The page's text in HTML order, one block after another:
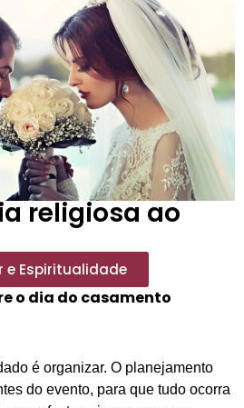
religiosa ao
e Espiritualidade
o dia do casamento
é organizar. O planejamento
do evento, para que tudo ocorra